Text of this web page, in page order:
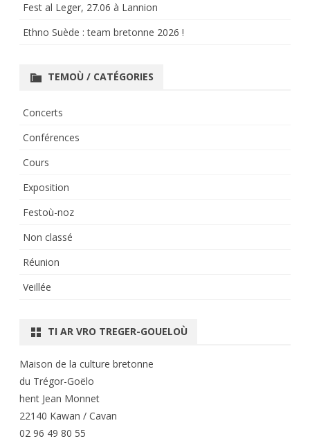
Fest al Leger, 27.06 à Lannion
Ethno Suède : team bretonne 2026 !
TEMOÙ / CATÉGORIES
Concerts
Conférences
Cours
Exposition
Festoù-noz
Non classé
Réunion
Veillée
TI AR VRO TREGER-GOUELOÙ
Maison de la culture bretonne
du Trégor-Goëlo
hent Jean Monnet
22140 Kawan / Cavan
02 96 49 80 55